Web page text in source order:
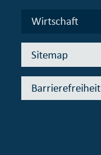
Wirtschaft
Sitemap
Barrierefreiheit